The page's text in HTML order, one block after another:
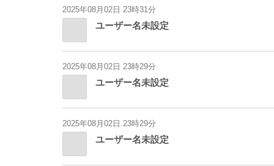
2025年08月02日 23時31分
ユーザー名未設定
2025年08月02日 23時29分
ユーザー名未設定
2025年08月02日 23時29分
ユーザー名未設定